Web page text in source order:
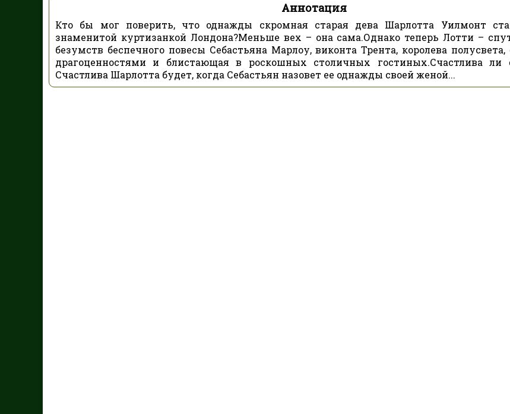
Аннотация
Кто бы мог поверить, что однажды скромная старая дева Шарлотта Уилмонт
знаменитой куртизанкой Лондона?Меньше вех – она сама.Однако теперь Лотти –
безумств беспечного повесы Себастьяна Марлоу, виконта Трента, королева
драгоценностями и блистающая в роскошных столичных гостиных.Счастлива ли
Счастлива Шарлотта будет, когда Себастьян назовет ее однажды своей женой...